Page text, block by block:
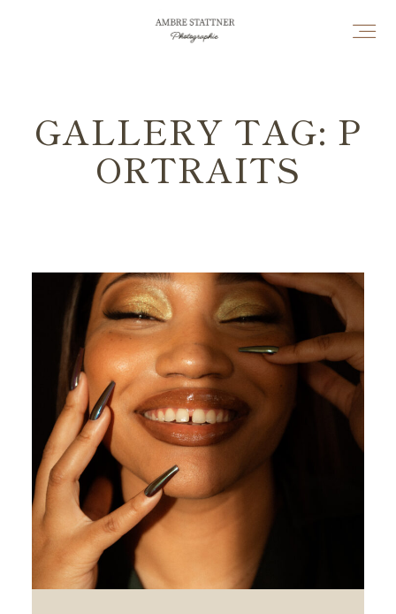
Home
Prestations +
Portfolio
Leurs Histoires
A propos
Contact
GALLERY TAG: P
ORTRAITS